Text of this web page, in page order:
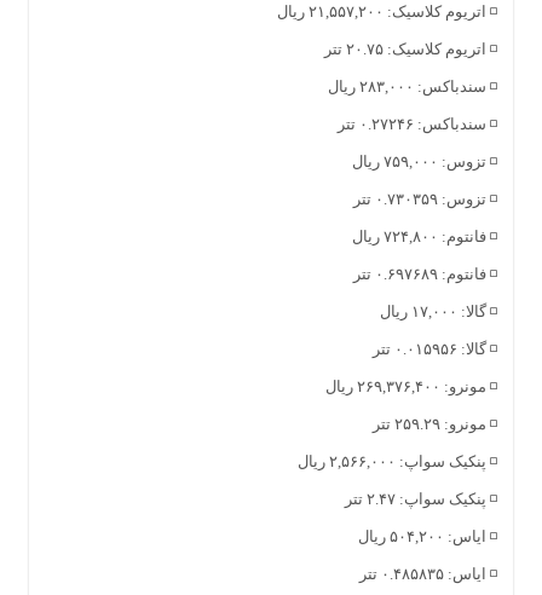
◽️ اتریوم کلاسیک: ۲۱,۵۵۷,۲۰۰ ریال
◽️ اتریوم کلاسیک: ۲۰.۷۵ تتر
◽️ سندباکس: ۲۸۳,۰۰۰ ریال
◽️ سندباکس: ۰.۲۷۲۴۶ تتر
◽️ تزوس: ۷۵۹,۰۰۰ ریال
◽️ تزوس: ۰.۷۳۰۳۵۹ تتر
◽️ فانتوم: ۷۲۴,۸۰۰ ریال
◽️ فانتوم: ۰.۶۹۷۶۸۹ تتر
◽️ گالا: ۱۷,۰۰۰ ریال
◽️ گالا: ۰.۰۱۵۹۵۶ تتر
◽️ مونرو: ۲۶۹,۳۷۶,۴۰۰ ریال
◽️ مونرو: ۲۵۹.۲۹ تتر
◽️ پنکیک سواپ: ۲,۵۶۶,۰۰۰ ریال
◽️ پنکیک سواپ: ۲.۴۷ تتر
◽️ ایاس: ۵۰۴,۲۰۰ ریال
◽️ ایاس: ۰.۴۸۵۸۳۵ تتر